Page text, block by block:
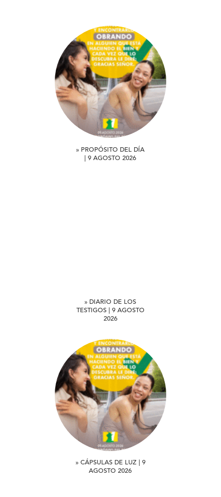
» PROPÓSITO DEL DÍA
| 9 AGOSTO 2026
» DIARIO DE LOS
TESTIGOS | 9 AGOSTO
2026
» CÁPSULAS DE LUZ | 9
AGOSTO 2026